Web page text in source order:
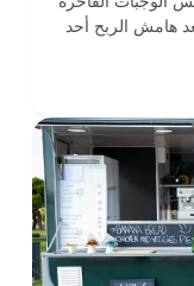
هامش الربح أحد
المطاعم. ولكن